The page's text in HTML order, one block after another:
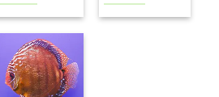
NEMA NA ZALIHI